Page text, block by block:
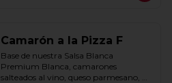
Camarón a la Pizza F
Base de nuestra Salsa Blanca
Premium Blanca, camarones
salteados al vino, queso parmesano,